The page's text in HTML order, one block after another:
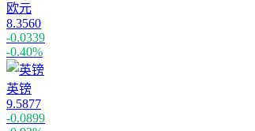
欧元
8.3560
-0.0339
-0.40%
英镑
9.5877
-0.0899